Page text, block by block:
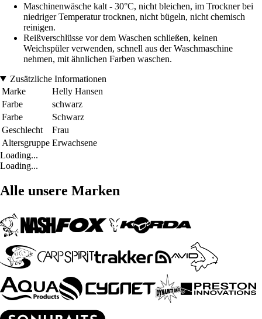
Maschinenwäsche kalt - 30°C, nicht bleichen, im Trockner bei
niedriger Temperatur trocknen, nicht bügeln, nicht chemisch
reinigen.
Reißverschlüsse vor dem Waschen schließen, keinen
Weichspüler verwenden, schnell aus der Waschmaschine
nehmen, mit ähnlichen Farben waschen.
Zusätzliche Informationen
Marke
Helly Hansen
Farbe
schwarz
Farbe
Schwarz
Geschlecht
Frau
Altersgruppe Erwachsene
Loading...
Loading...
Alle unsere Marken